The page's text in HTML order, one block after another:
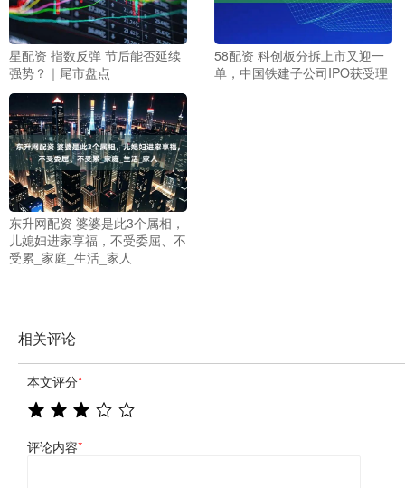
星配资 指数反弹 节后能否延续
强势？｜尾市盘点
58配资 科创板分拆上市又迎一
单，中国铁建子公司IPO获受理
东升网配资 婆婆是此3个属相，
儿媳妇进家享福，不受委屈、不
受累_家庭_生活_家人
相关评论
本文评分*
评论内容*